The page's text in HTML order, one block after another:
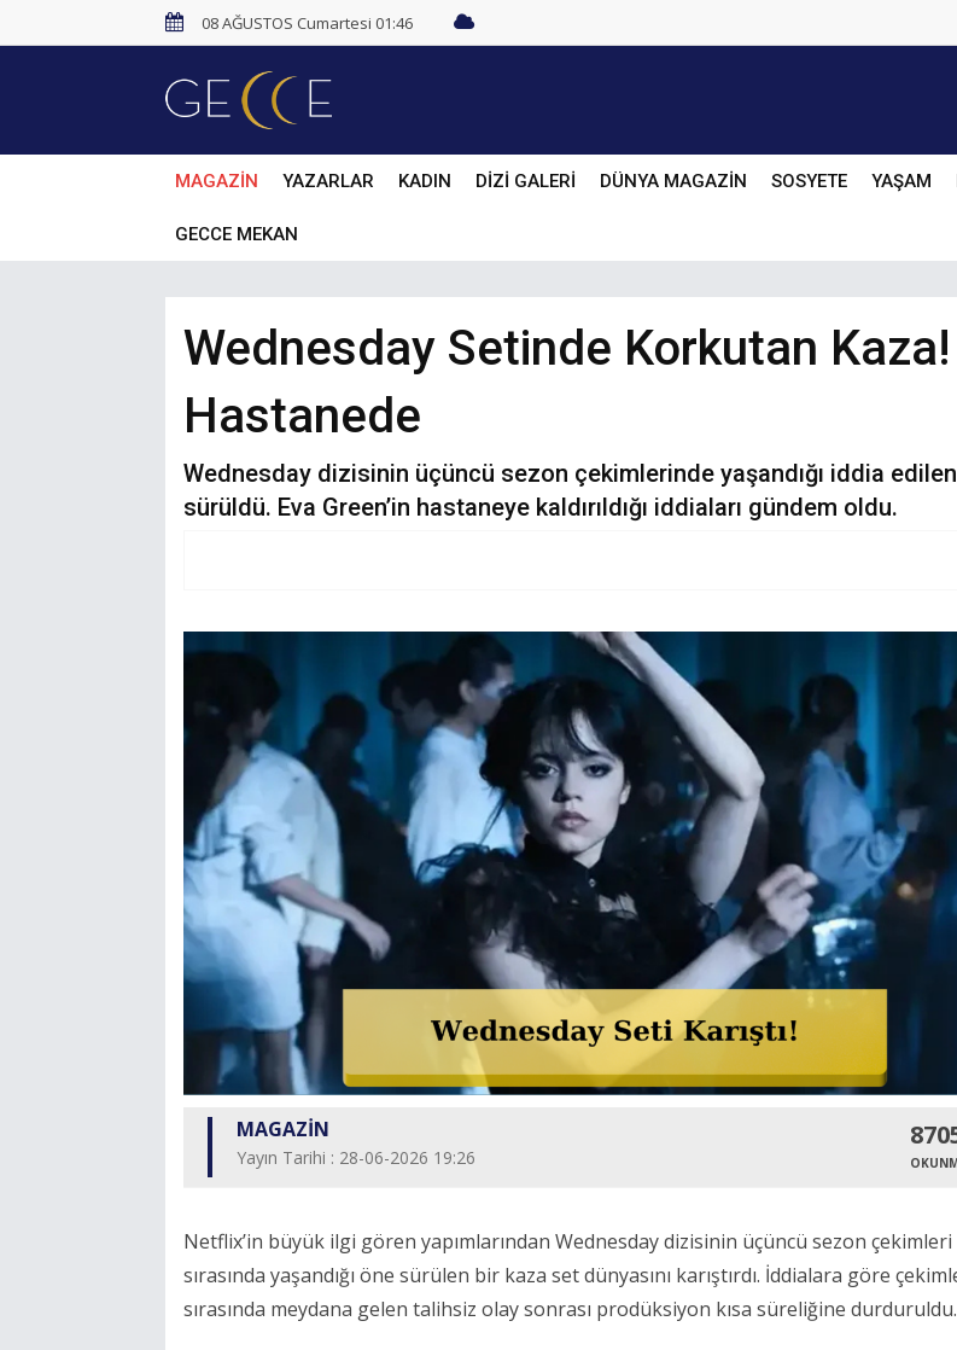
08 AĞUSTOS Cumartesi 01:46
MAGAZİN YAZARLAR KADIN DİZİ GALERİ DÜNYA MAGAZİN SOSYETE YAŞAM
GECCE MEKAN
Wednesday Setinde Korkutan
Hastanede
Wednesday dizisinin üçüncü sezon çekimlerinde yaşandığı iddia
sürüldü. Eva Green’in hastaneye kaldırıldığı iddiaları gündem oldu.
MAGAZİN
Yayın Tarihi : 28-06-2026 19:26
Netflix’in büyük ilgi gören yapımlarından Wednesday dizisinin üçüncü sezon çekimleri
sırasında yaşandığı öne sürülen bir kaza set dünyasını karıştırdı. İddialara göre
sırasında meydana gelen talihsiz olay sonrası prodüksiyon kısa süreliğine durduruldu.